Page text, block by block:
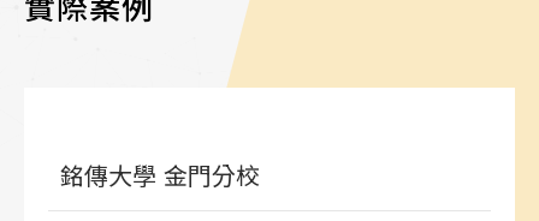
實際案例
銘傳大學 金門分校